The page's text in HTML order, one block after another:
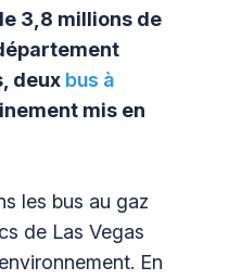
3,8 millions de
deux bus à
mis en
les bus au gaz
de Las Vegas
En